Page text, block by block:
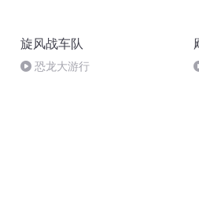
旋风战车队
恐龙大游行